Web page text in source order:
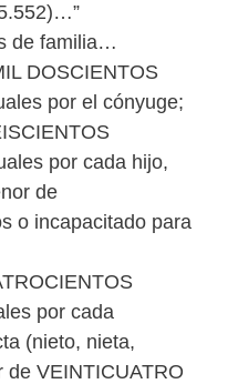
de familia…
DOSCIENTOS
por el cónyuge;
por cada hijo,
de
o incapacitado para
por cada
(nieto, nieta,
de VEINTICUATRO